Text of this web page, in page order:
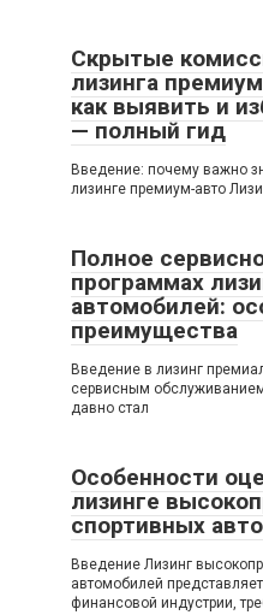
Скрытые
лизинга
как выявить и
— полный гид
Введение: почему важно
лизинге премиум-авто
Полное
программах
автомобилей:
преимущества
Введение в лизинг
сервисным
давно стал
Особенности
лизинге
спортивных
Введение Лизинг
автомобилей
финансовой индустрии,